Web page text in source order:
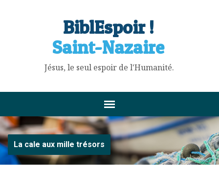
BiblEspoir !
Saint-Nazaire
Jésus, le seul espoir de l'Humanité.
La cale aux mille trésors